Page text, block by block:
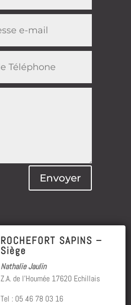
Envoyer
ROCHEFORT SAPINS –
Siège
Nathalie Jaulin
Z.A. de l’Houmée 17620 Echillais
Tel : 05 46 78 03 16